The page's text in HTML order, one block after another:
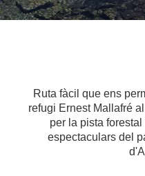
Ruta fàcil que ens
refugi Ernest Mallafré
per la pista
espectaculars del